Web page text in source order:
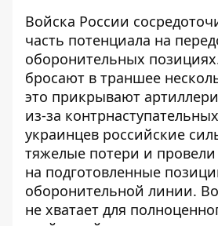
Войска России
часть потенциала на
оборонительных
бросают в траншее
это прикрывают
из-за
украинцев российские
тяжелые потери и
на подготовленные
оборонительной линии.
не хватает для